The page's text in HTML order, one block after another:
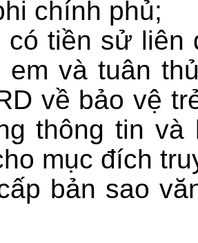
chính phủ;
có tiền sử liên
em và tuân
về bảo vệ
thông tin và
mục đích
bản sao